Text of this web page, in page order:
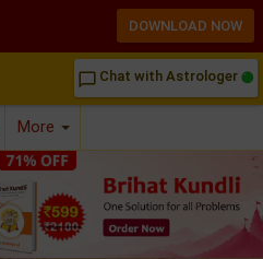
chat_bubble_outline Chat with Astrologer
More
DOWNLOAD NOW